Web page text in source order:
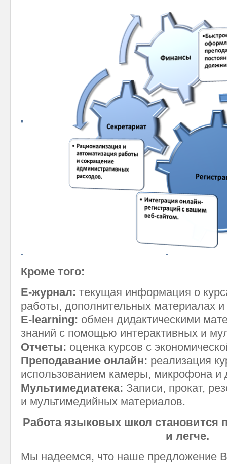
Кроме того:
E-журнал: текущая информация о
работы, дополнительных материалах
E-learning: обмен дидактическими
знаний с помощью интерактивных и
Отчеты: оценка курсов с
Преподавание онлайн: реализация
использованием камеры, микрофона и
Мультимедиатека: Записи, прокат,
и мультимедийных материалов.
Работа языковых школ становится
и легче.
Мы надеемся, что наше предложение